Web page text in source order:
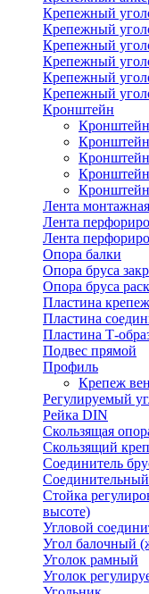
Крепежный
Крепежный
Крепежный
Крепежный
Крепежный
Крепежный
Кронштейн
Кронштейн
Лента
Лента
Лента
Опора балки
Опора бруса
Опора бруса
Пластина
Пластина
Пластина Т-
Подвес прямой
Профиль
Крепеж
Регулируемый
Рейка DIN
Скользящая
Скользящий
Соединитель
Стойка
высоте)
Угловой
Угол балочный
Уголок рамный
Уголок